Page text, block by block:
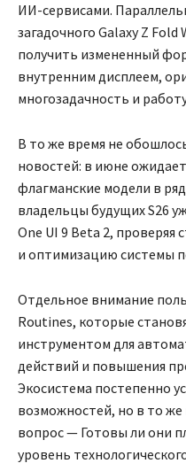
ИИ-сервисами.
загадочного Galaxy Z
получить измененный
внутренним дисплеем,
многозадачность и
В то же время не
новостей: в июне
флагманские модели в
владельцы будущих S26
One UI 9 Beta 2,
и оптимизацию системы
Отдельное внимание
Routines, которые
инструментом для
действий и повышения
Экосистема постепенно
возможностей, но в то же
вопрос — Готовы ли они
уровень